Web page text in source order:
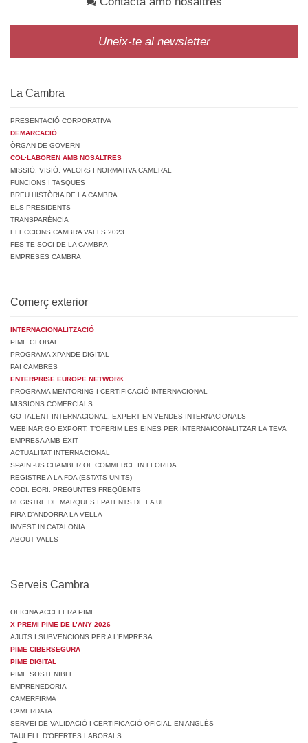
Uneix-te al newsletter
La Cambra
PRESENTACIÓ CORPORATIVA
DEMARCACIÓ
ÒRGAN DE GOVERN
COL·LABOREN AMB NOSALTRES
MISSIÓ, VISIÓ, VALORS I NORMATIVA CAMERAL
FUNCIONS I TASQUES
BREU HISTÒRIA DE LA CAMBRA
ELS PRESIDENTS
TRANSPARÈNCIA
ELECCIONS CAMBRA VALLS 2023
FES-TE SOCI DE LA CAMBRA
EMPRESES CAMBRA
Comerç exterior
INTERNACIONALITZACIÓ
PIME GLOBAL
PROGRAMA XPANDE DIGITAL
PAI CAMBRES
ENTERPRISE EUROPE NETWORK
PROGRAMA MENTORING I CERTIFICACIÓ INTERNACIONAL
MISSIONS COMERCIALS
GO TALENT INTERNACIONAL. EXPERT EN VENDES INTERNACIONALS
WEBINAR GO EXPORT: T’OFERIM LES EINES PER INTERNAICONALITZAR LA TEVA
EMPRESA AMB ÈXIT
ACTUALITAT INTERNACIONAL
SPAIN -US CHAMBER OF COMMERCE IN FLORIDA
REGISTRE A LA FDA (ESTATS UNITS)
CODI: EORI. PREGUNTES FREQÜENTS
REGISTRE DE MARQUES I PATENTS DE LA UE
FIRA D’ANDORRA LA VELLA
INVEST IN CATALONIA
ABOUT VALLS
Serveis Cambra
OFICINA ACCELERA PIME
X PREMI PIME DE L’ANY 2026
AJUTS I SUBVENCIONS PER A L’EMPRESA
PIME CIBERSEGURA
PIME DIGITAL
PIME SOSTENIBLE
EMPRENEDORIA
CAMERFIRMA
CAMERDATA
SERVEI DE VALIDACIÓ I CERTIFICACIÓ OFICIAL EN ANGLÈS
TAULELL D’OFERTES LABORALS